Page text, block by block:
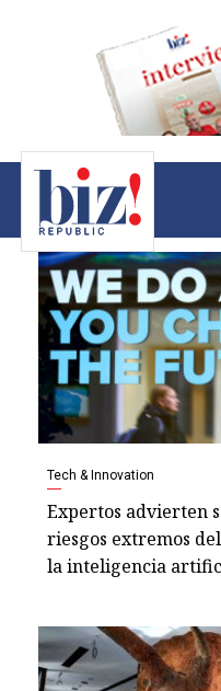
Tech & Innovation
Expertos advierten
riesgos extremos
la inteligencia